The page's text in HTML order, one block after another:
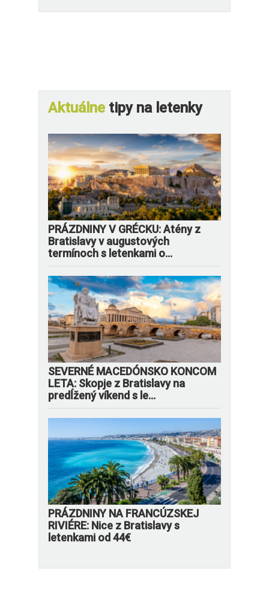
Aktuálne tipy na letenky
PRÁZDNINY V GRÉCKU: Atény z
Bratislavy v augustových
termínoch s letenkami o...
SEVERNÉ MACEDÓNSKO KONCOM
LETA: Skopje z Bratislavy na
predĺžený víkend s le...
PRÁZDNINY NA FRANCÚZSKEJ
RIVIÉRE: Nice z Bratislavy s
letenkami od 44€